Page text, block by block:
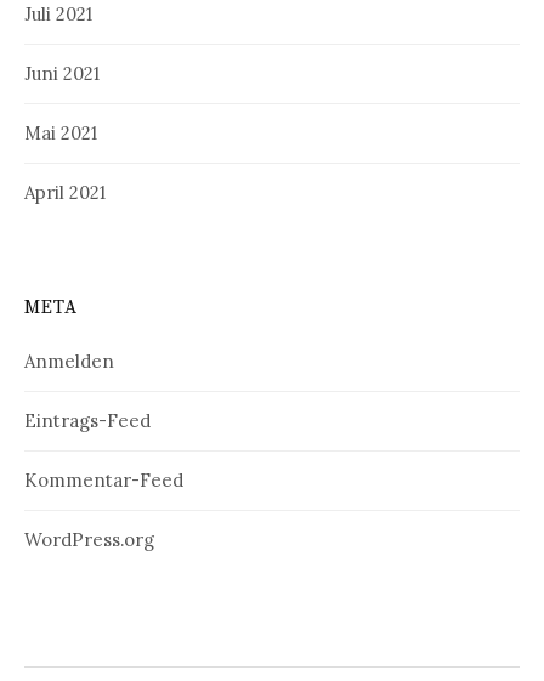
Juli 2021
Juni 2021
Mai 2021
April 2021
META
Anmelden
Eintrags-Feed
Kommentar-Feed
WordPress.org